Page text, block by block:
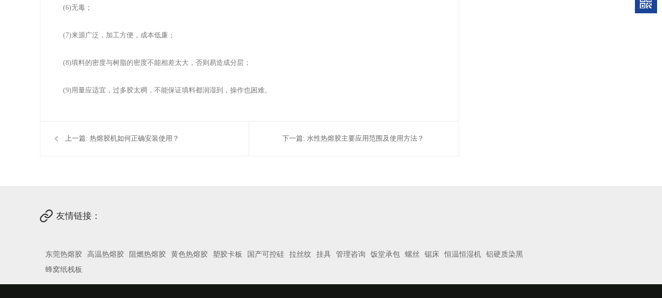
(6)无毒；
(7)来源广泛，加工方便，成本低廉；
(8)填料的密度与树脂的密度不能相差太大，否则易造成分层；
(9)用量应适宜，过多胶太稠，不能保证填料都润湿到，操作也困难。
上一篇: 热熔胶机如何正确安装使用？ 下一篇: 水性热熔胶主要应用范围及使用方法？
友情链接：
东莞热熔胶 高温热熔胶 阻燃热熔胶 黄色热熔胶 塑胶卡板 国产可控硅 拉丝纹 挂具 管理咨询 饭堂承包 螺丝 锯床 恒温恒湿机
铝硬质染黑
蜂窝纸栈板